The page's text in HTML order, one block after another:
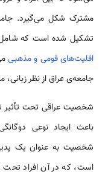
مشترک شکل می‌گیرد.
تشکیل شده است که شامل
اقلیت‌های قومی و مذهبی
جامعه‌ی عراق از نظر
شخصیت عراقی تحت تأثیر
باعث ایجاد نوعی
شخصیت به عنوان یک
است، که در آن افراد تحت